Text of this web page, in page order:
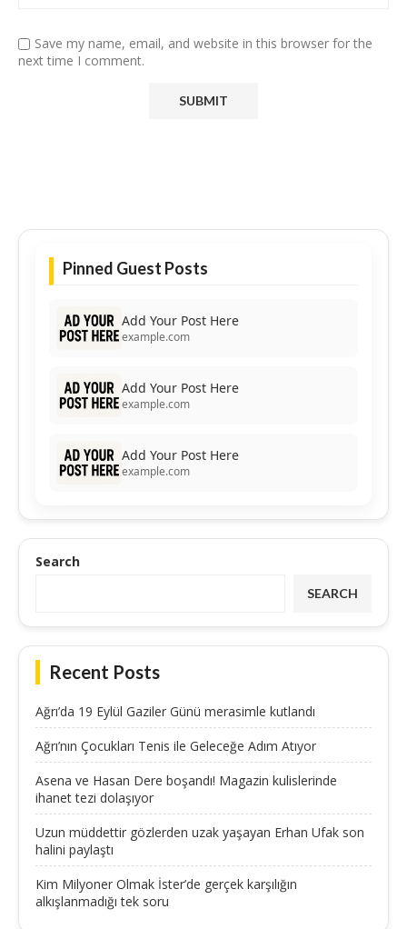
Save my name, email, and website in this browser for the
next time I comment.
Pinned Guest Posts
Add Your Post Here
example.com
Add Your Post Here
example.com
Add Your Post Here
example.com
Search
SEARCH
Recent Posts
Ağrı’da 19 Eylül Gaziler Günü merasimle kutlandı
Ağrı’nın Çocukları Tenis ile Geleceğe Adım Atıyor
Asena ve Hasan Dere boşandı! Magazin kulislerinde
ihanet tezi dolaşıyor
Uzun müddettir gözlerden uzak yaşayan Erhan Ufak son
halini paylaştı
Kim Milyoner Olmak İster’de gerçek karşılığın
alkışlanmadığı tek soru